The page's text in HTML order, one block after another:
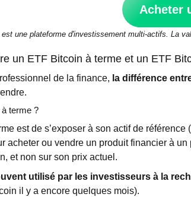
Acheter
une plateforme d'investissement multi-actifs. La
un ETF Bitcoin à terme et un ETF
de la finance, la différence
à terme ?
est de s’exposer à son actif de
acheter ou vendre un produit financier à
et non sur son prix actuel.
utilisé par les investisseurs à la
il y a encore quelques mois).